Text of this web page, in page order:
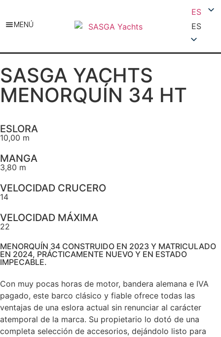
MENÚ
ES
ES
SASGA YACHTS
MENORQUÍN 34 HT
ESLORA
10,00 m
MANGA
3,80 m
VELOCIDAD CRUCERO
14
VELOCIDAD MÁXIMA
22
MENORQUÍN 34 CONSTRUIDO EN 2023 Y MATRICULADO
EN 2024, PRÁCTICAMENTE NUEVO Y EN ESTADO
IMPECABLE.
Con muy pocas horas de motor, bandera alemana e IVA
pagado, este barco clásico y fiable ofrece todas las
ventajas de una eslora actual sin renunciar al carácter
atemporal de la marca. Su propietario lo dotó de una
completa selección de accesorios, dejándolo listo para